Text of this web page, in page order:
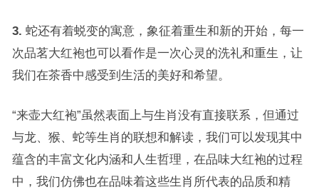
3. 蛇还有着蜕变的寓意，象征着重生和新的开始，每一
次品茗大红袍也可以看作是一次心灵的洗礼和重生，让
我们在茶香中感受到生活的美好和希望。
“来壶大红袍”虽然表面上与生肖没有直接联系，但通过
与龙、猴、蛇等生肖的联想和解读，我们可以发现其中
蕴含的丰富文化内涵和人生哲理，在品味大红袍的过程
中，我们仿佛也在品味着这些生肖所代表的品质和精